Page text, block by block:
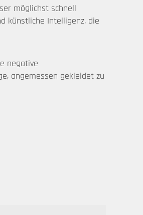
möglichst schnell
künstliche Intelligenz, die
negative
angemessen gekleidet zu